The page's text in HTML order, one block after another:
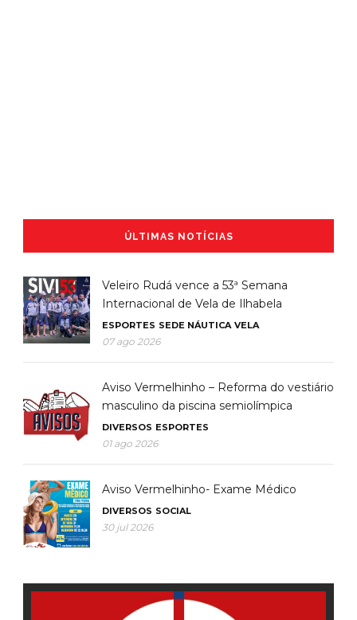
ÚLTIMAS NOTÍCIAS
Veleiro Rudá vence a 53ª Semana
Internacional de Vela de Ilhabela
ESPORTES SEDE NÁUTICA VELA
07 ago 2026
Aviso Vermelhinho – Reforma do vestiário
masculino da piscina semiolímpica
DIVERSOS ESPORTES
01 ago 2026
Aviso Vermelhinho- Exame Médico
DIVERSOS SOCIAL
30 jul 2026